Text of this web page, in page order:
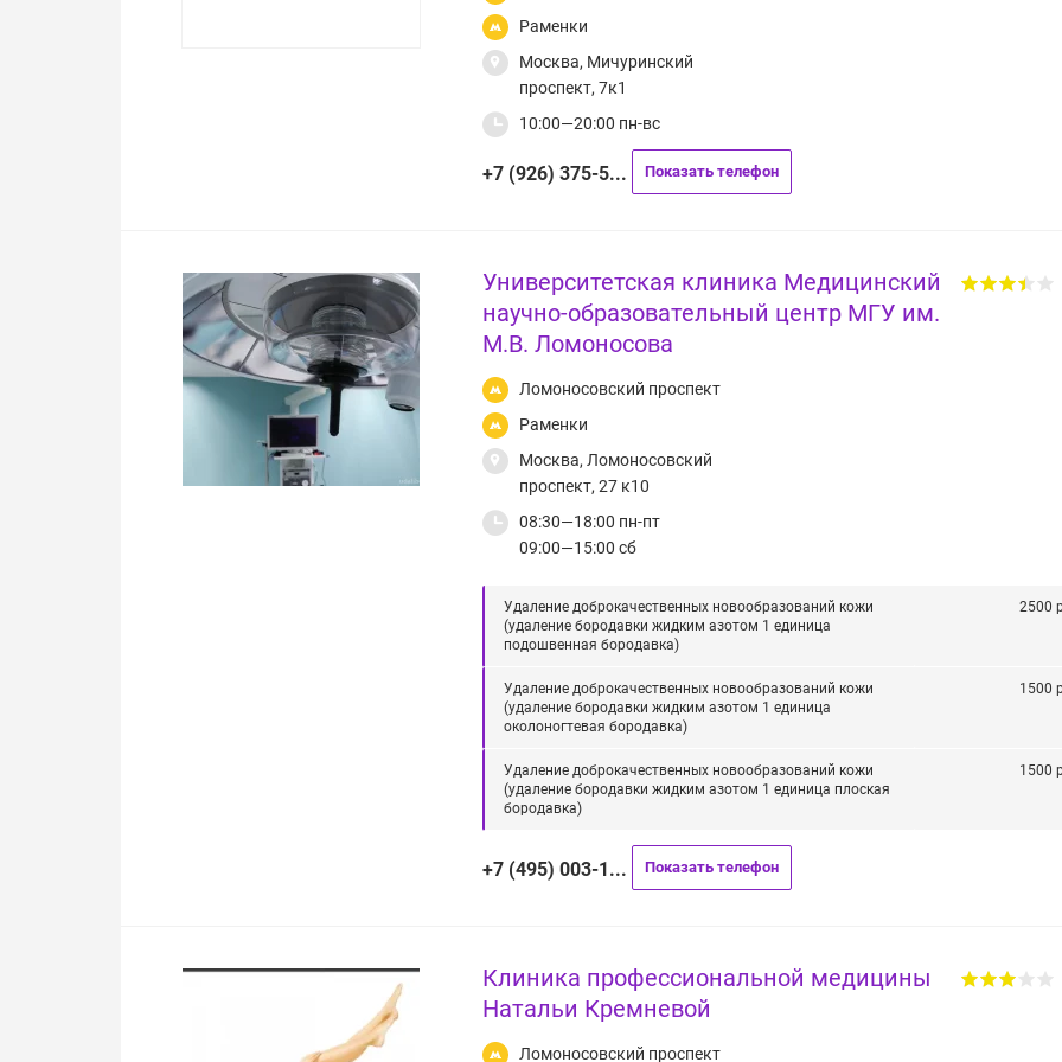
Раменки
Москва, Мичуринский
проспект, 7к1
10:00—20:00 пн-вс
+7 (926) 375-5... Показать телефон
Университетская клиника Медицинский
научно-образовательный центр МГУ им.
М.В. Ломоносова
Ломоносовский проспект
Раменки
Москва, Ломоносовский
проспект, 27 к10
08:30—18:00 пн-пт
09:00—15:00 сб
Удаление доброкачественных новообразований кожи
(удаление бородавки жидким азотом 1 единица
подошвенная бородавка)
2500
Удаление доброкачественных новообразований кожи
(удаление бородавки жидким азотом 1 единица
околоногтевая бородавка)
1500
Удаление доброкачественных новообразований кожи
(удаление бородавки жидким азотом 1 единица плоская
бородавка)
1500
+7 (495) 003-1... Показать телефон
Клиника профессиональной медицины
Натальи Кремневой
Ломоносовский проспект